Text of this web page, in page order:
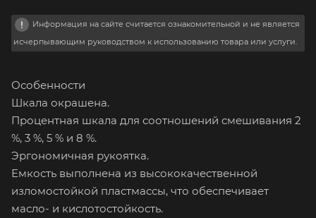
Информация на сайте считается ознакомительной и не является
исчерпывающим руководством к использованию товара или услуги.
Особенности
Шкала окрашена.
Процентная шкала для соотношений смешивания 2
%, 3 %, 5 % и 8 %.
Эргономичная рукоятка.
Емкость выполнена из высококачественной
изломостойкой пластмассы, что обеспечивает
масло- и кислотостойкость.